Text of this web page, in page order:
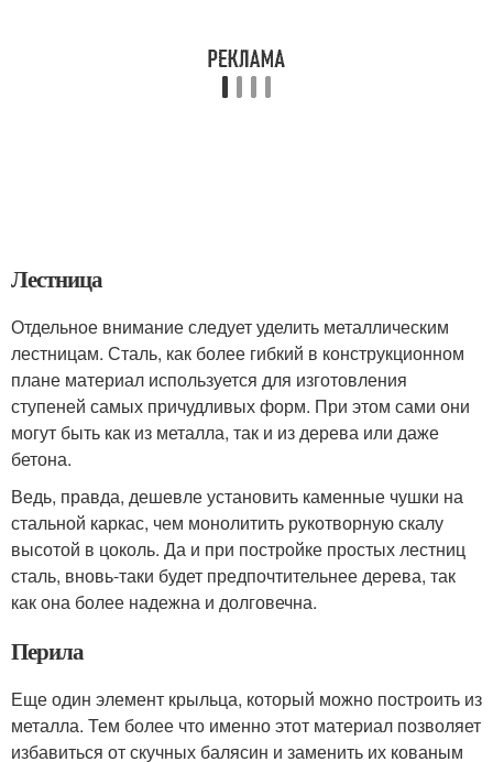
Лестница
Отдельное внимание следует уделить металлическим
лестницам. Сталь, как более гибкий в конструкционном
плане материал используется для изготовления
ступеней самых причудливых форм. При этом сами они
могут быть как из металла, так и из дерева или даже
бетона.
Ведь, правда, дешевле установить каменные чушки на
стальной каркас, чем монолитить рукотворную скалу
высотой в цоколь. Да и при постройке простых лестниц
сталь, вновь-таки будет предпочтительнее дерева, так
как она более надежна и долговечна.
Перила
Еще один элемент крыльца, который можно построить из
металла. Тем более что именно этот материал позволяет
избавиться от скучных балясин и заменить их кованым